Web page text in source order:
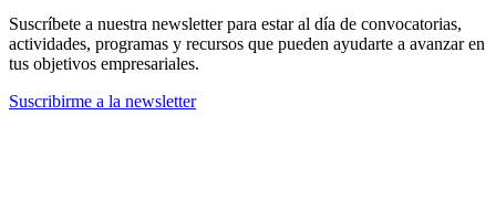
Suscríbete a nuestra newsletter para estar al día de convocatorias,
actividades, programas y recursos que pueden ayudarte a avanzar en
tus objetivos empresariales.
Suscribirme a la newsletter